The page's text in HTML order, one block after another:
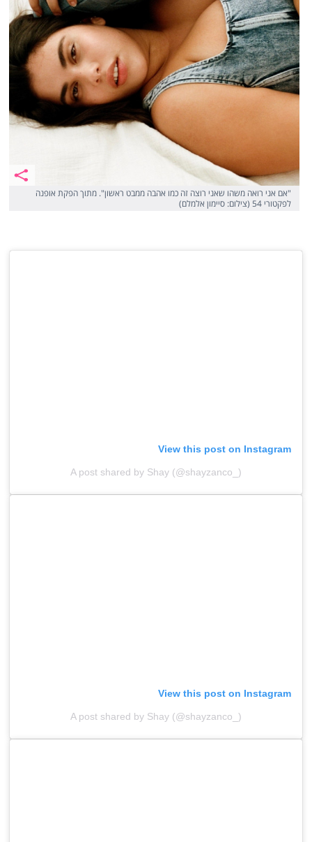
"אם אני רואה משהו שאני רוצה זה כמו אהבה ממבט ראשון". מתוך הפקת אופנה
לפקטורי 54 (צילום: סיימון אלמלם)
View this post on Instagram
A post shared by Shay (@shayzanco_)
View this post on Instagram
A post shared by Shay (@shayzanco_)